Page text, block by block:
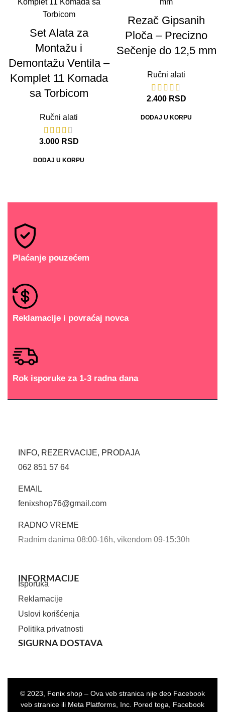
Set Alata za
Montažu i
Demontažu Ventila –
Komplet 11 Komada
sa Torbicom
Ručni alati
3.000 RSD
DODAJ U KORPU
Rezač Gipsanih
Ploča – Precizno
Sečenje do 12,5 mm
Ručni alati
2.400 RSD
DODAJ U KORPU
Plaćanje pouzećem
Reklamacije i povraćaj novca
Rok isporuke za 1-3 radna dana
INFO, REZERVACIJE, PRODAJA
062 851 57 64
EMAIL
fenixshop76@gmail.com
RADNO VREME
Radnim danima 08:00-16h, vikendom 09-15:30h
INFORMACIJE
Isporuka
Reklamacije
Uslovi korišćenja
Politika privatnosti
SIGURNA DOSTAVA
© 2023, Fenix shop – Ova veb stranica nije deo Facebook
veb stranice ili Meta Platforms, Inc. Pored toga, Facebook